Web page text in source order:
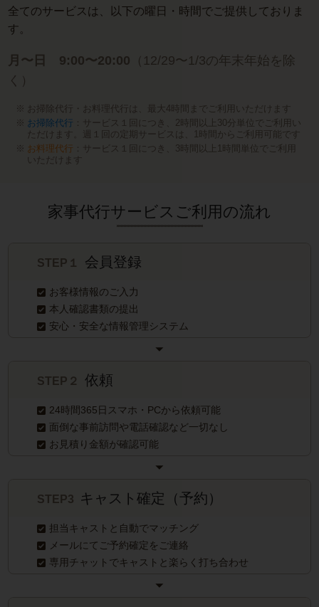
全てのサービスは、以下の曜日・時間でご提供しておりま
す。
月〜日 9:00〜20:00 （12/29〜1/3の年末年始を除
く）
お掃除代行・お料理代行は、最大4時間までご利用いただけます
お掃除代行 ：サービス１回につき、2時間以上30分単位でご利用い
ただけます。週１回の定期サービスは、1時間からご利用可能です
お料理代行 ：サービス１回につき、3時間以上1時間単位でご利用
いただけます
家事代行サービスご利用の流れ
STEP１ 会員登録
お客様情報のご入力
本人確認書類の提出
安心・安全な情報管理システム
STEP２依頼
24時間365日スマホ・PCから依頼可能
面倒な事前訪問や電話確認など一切なし
お見積り金額が確認可能
STEP3 キャスト確定（予約）
担当キャストと自動でマッチング
メールにてご予約確定をご連絡
専用チャットでキャストと楽らく打ち合わせ